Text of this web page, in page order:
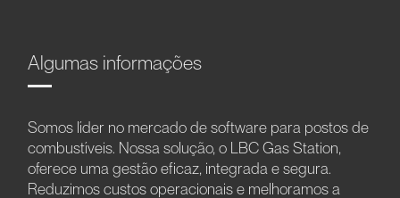
Algumas informações
Somos líder no mercado de software para postos de
combustíveis. Nossa solução, o LBC Gas Station,
oferece uma gestão eficaz, integrada e segura.
Reduzimos custos operacionais e melhoramos a